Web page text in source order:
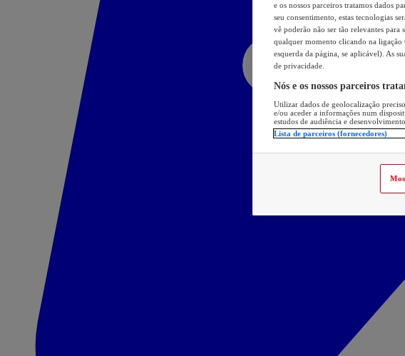
e os nossos parceiros tratamos dados
seu consentimento, estas tecnologias
vê poderão não ser tão relevantes para
qualquer momento clicando na
esquerda da página, se aplicável). As
de privacidade.
Nós e os nossos parceiros
Utilizar dados de geolocalização
e/ou aceder a informações num
estudos de audiência e
Lista de parceiros (fornecedores)